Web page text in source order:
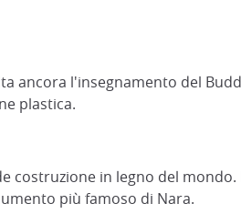
ancora l'insegnamento del
plastica.
costruzione in legno del mondo.
più famoso di Nara.